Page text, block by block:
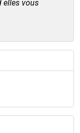
elles vous